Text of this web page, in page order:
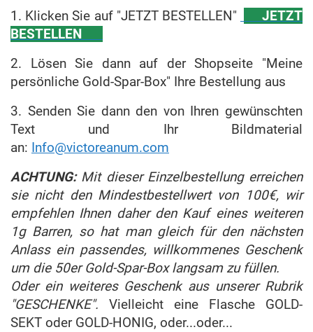
1. Klicken Sie auf "JETZT BESTELLEN"
JETZT
BESTELLEN
2. Lösen Sie dann auf der Shopseite "Meine
persönliche Gold-Spar-Box" Ihre Bestellung aus
3. Senden Sie dann den von Ihren gewünschten
Text und Ihr Bildmaterial
an: Info@victoreanum.com
ACHTUNG:Mit dieser Einzelbestellung erreichen
sie nicht den Mindestbestellwert von 100€, wir
empfehlen Ihnen daher den Kauf eines weiteren
1g Barren, so hat man gleich für den nächsten
Anlass ein passendes, willkommenes Geschenk
um die 50er Gold-Spar-Box langsam zu füllen.
Oder ein weiteres Geschenk aus unserer Rubrik
"GESCHENKE". Vielleicht eine Flasche GOLD-
SEKT oder GOLD-HONIG, oder...oder...